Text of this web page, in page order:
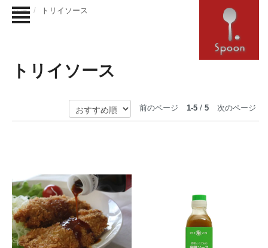
TOP トリイソース
トリイソース
前のページ 1-5 / 5 次のページ